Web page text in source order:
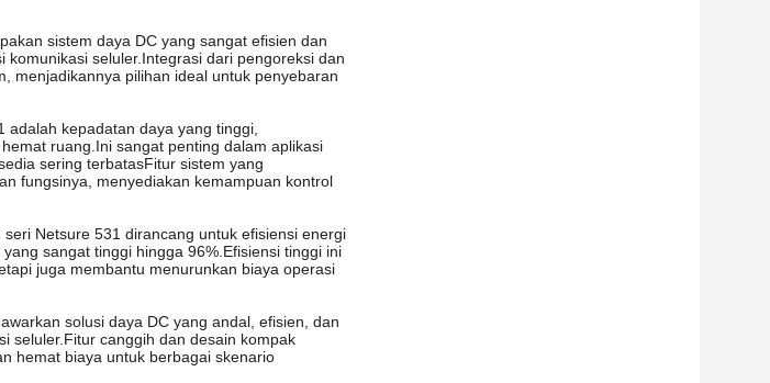
sistem daya DC yang sangat efisien dan
seluler.Integrasi dari pengoreksi dan
menjadikannya pilihan ideal untuk penyebaran
kepadatan daya yang tinggi,
ruang.Ini sangat penting dalam aplikasi
sering terbatasFitur sistem yang
fungsinya, menyediakan kemampuan kontrol
Netsure 531 dirancang untuk efisiensi energi
sangat tinggi hingga 96%.Efisiensi tinggi ini
juga membantu menurunkan biaya operasi
solusi daya DC yang andal, efisien, dan
seluler.Fitur canggih dan desain kompak
hemat biaya untuk berbagai skenario